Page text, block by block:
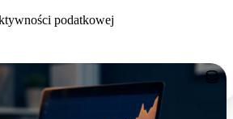
podatkowej